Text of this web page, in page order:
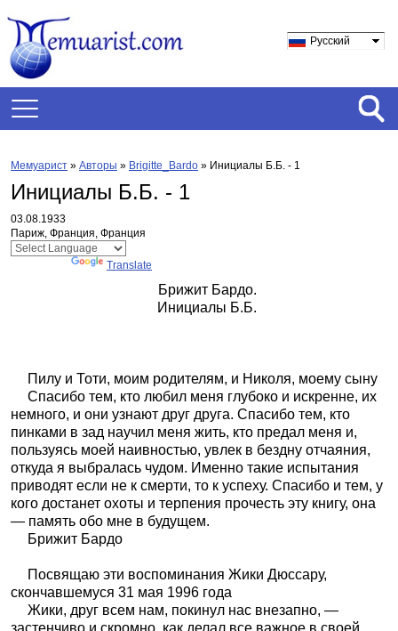
Русский
Мемуарист » Авторы » Brigitte_Bardo » Инициалы Б.Б. - 1
Инициалы Б.Б. - 1
03.08.1933
Париж, Франция, Франция
Translate
Брижит Бардо.
Инициалы Б.Б.
Пилу и Тоти, моим родителям, и Николя, моему сыну
Спасибо тем, кто любил меня глубоко и искренне, их
немного, и они узнают друг друга. Спасибо тем, кто
пинками в зад научил меня жить, кто предал меня и,
пользуясь моей наивностью, увлек в бездну отчаяния,
откуда я выбралась чудом. Именно такие испытания
приводят если не к смерти, то к успеху. Спасибо и тем, у
кого достанет охоты и терпения прочесть эту книгу, она
— память обо мне в будущем.
Брижит Бардо
Посвящаю эти воспоминания Жики Дюссару,
скончавшемуся 31 мая 1996 года
Жики, друг всем нам, покинул нас внезапно, —
застенчиво и скромно, как делал все важное в своей